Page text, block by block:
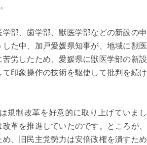
部、歯学部、獣医学部などの新設の申
た中、加戸愛媛県知事が、地域に獣医
労したため、愛媛県に獣医学部の新設
印象操作の技術を駆使して批判を続け
規制改革を好意的に取り上げていまし
革を推進していたのです。ところが、
、旧民主党勢力は安倍政権を潰すため